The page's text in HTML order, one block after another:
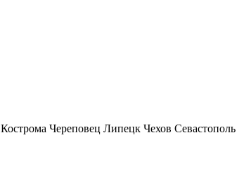
Кострома Череповец Липецк Чехов Севастополь